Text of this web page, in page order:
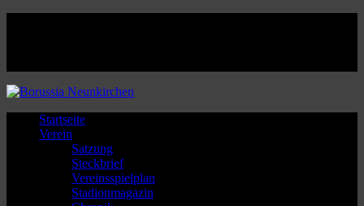
Startseite
Verein
Satzung
Steckbrief
Vereinsspielplan
Stadionmagazin